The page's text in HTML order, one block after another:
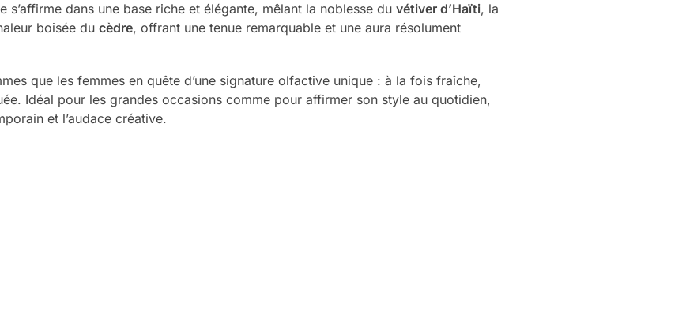
s’affirme dans une base riche et élégante, mêlant la noblesse du vétiver d’Haïti, la
boisée du cèdre, offrant une tenue remarquable et une aura résolument
que les femmes en quête d’une signature olfactive unique : à la fois fraîche,
Idéal pour les grandes occasions comme pour affirmer son style au quotidien,
et l’audace créative.